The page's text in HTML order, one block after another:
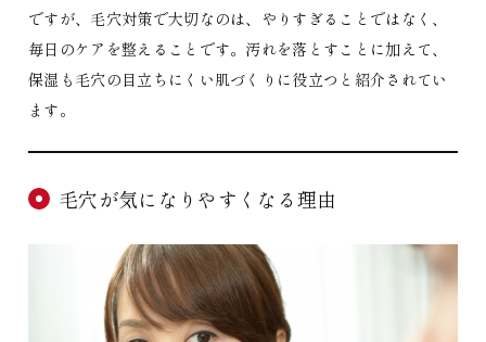
ですが、毛穴対策で大切なのは、やりすぎることではなく、
毎日のケアを整えることです。汚れを落とすことに加えて、
保湿も毛穴の目立ちにくい肌づくりに役立つと紹介されてい
ます。
毛穴が気になりやすくなる理由